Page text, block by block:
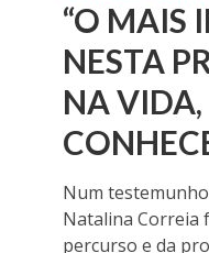
“O MAIS
NESTA
NA VIDA,
Num
Natalina Correia
percurso e da